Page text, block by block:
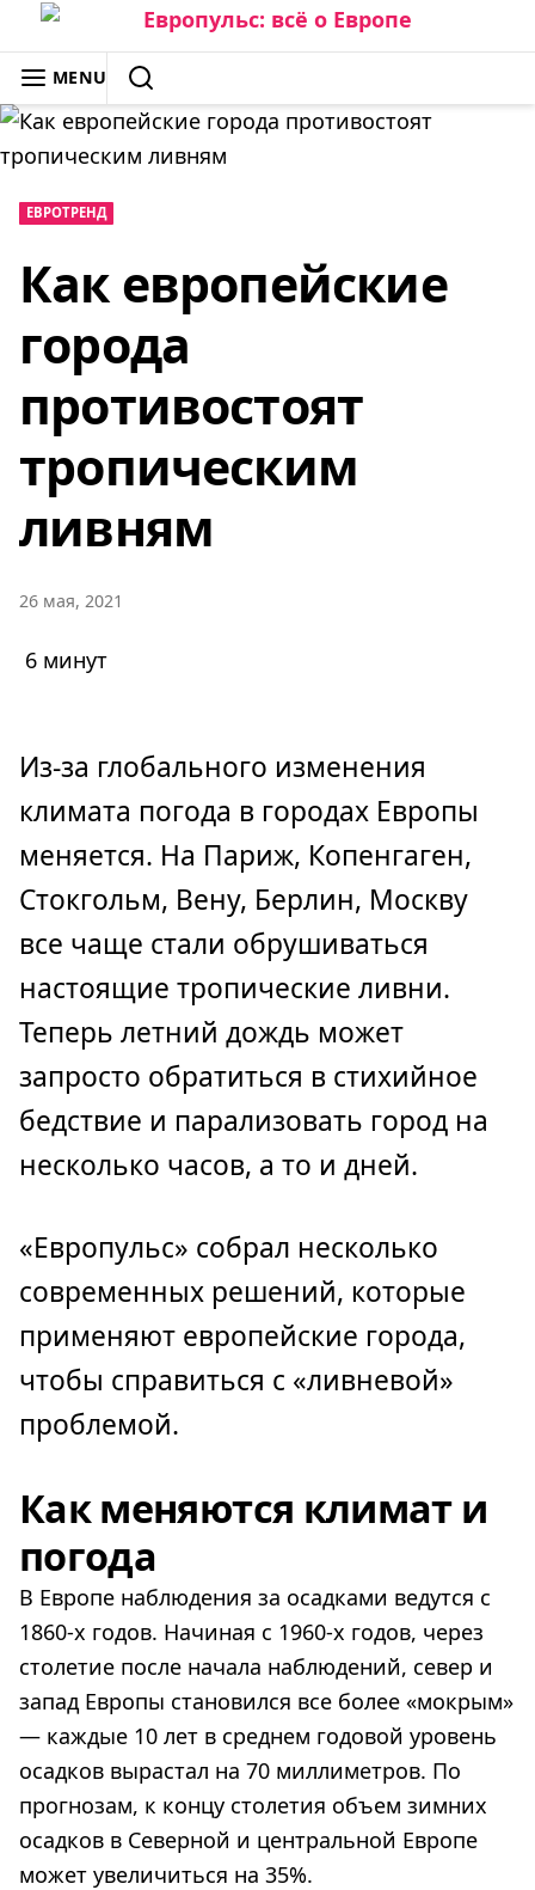
Skip
to
content
ЕВРОПУЛЬС: ВСЁ О ЕВРОПЕ
MENU
SEARCH
ЕВРОТРЕНД
Как европейские
города
противостоят
тропическим
ливням
26 мая, 2021
6 минут
Из-за глобального изменения
климата погода в городах Европы
меняется. На Париж, Копенгаген,
Стокгольм, Вену, Берлин, Москву
все чаще стали обрушиваться
настоящие тропические ливни.
Теперь летний дождь может
запросто обратиться в стихийное
бедствие и парализовать город на
несколько часов, а то и дней.
«Европульс» собрал несколько
современных решений, которые
применяют европейские города,
чтобы справиться с «ливневой»
проблемой.
Как меняются климат и
погода
В Европе наблюдения за осадками ведутся с
1860-х годов. Начиная с 1960-х годов, через
столетие после начала наблюдений, север и
запад Европы становился все более «мокрым»
— каждые 10 лет в среднем годовой уровень
осадков вырастал на 70 миллиметров. По
прогнозам, к концу столетия объем зимних
осадков в Северной и центральной Европе
может увеличиться на 35%.